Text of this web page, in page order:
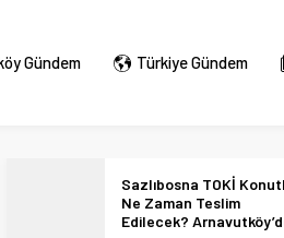
Gündem Türkiye Gündem
Sazlıbosna TOKİ
Ne Zaman Teslim
Edilecek?